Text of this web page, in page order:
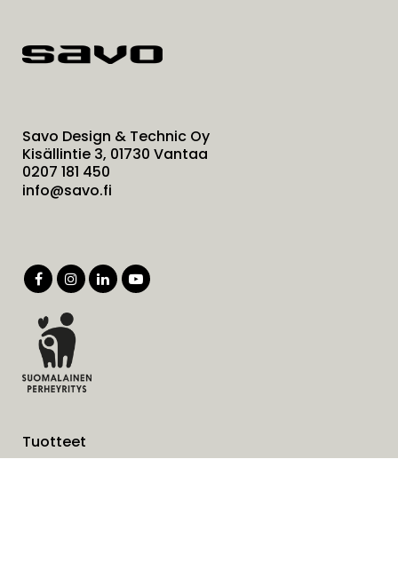
Savo Design & Technic Oy
Kisällintie 3, 01730 Vantaa
0207 181 450
info@savo.fi
Tuotteet